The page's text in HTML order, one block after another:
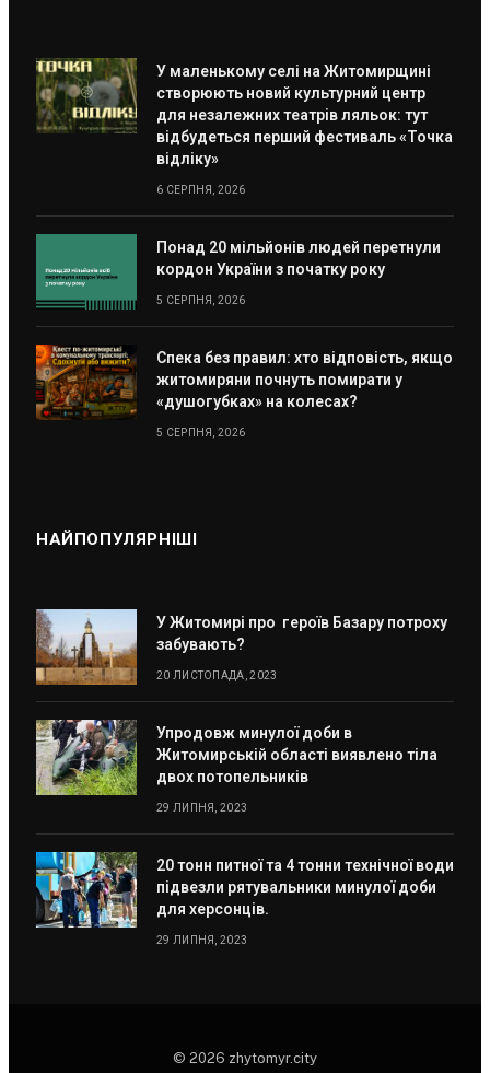
У маленькому селі на Житомирщині
створюють новий культурний центр
для незалежних театрів ляльок: тут
відбудеться перший фестиваль «Точка
відліку»
6 СЕРПНЯ, 2026
Понад 20 мільйонів людей перетнули
кордон України з початку року
5 СЕРПНЯ, 2026
Спека без правил: хто відповість, якщо
житомиряни почнуть помирати у
«душогубках» на колесах?
5 СЕРПНЯ, 2026
НАЙПОПУЛЯРНІШІ
У Житомирі про героїв Базару потроху
забувають?
20 ЛИСТОПАДА, 2023
Упродовж минулої доби в
Житомирській області виявлено тіла
двох потопельників
29 ЛИПНЯ, 2023
20 тонн питної та 4 тонни технічної води
підвезли рятувальники минулої доби
для херсонців.
29 ЛИПНЯ, 2023
© 2026 zhytomyr.city